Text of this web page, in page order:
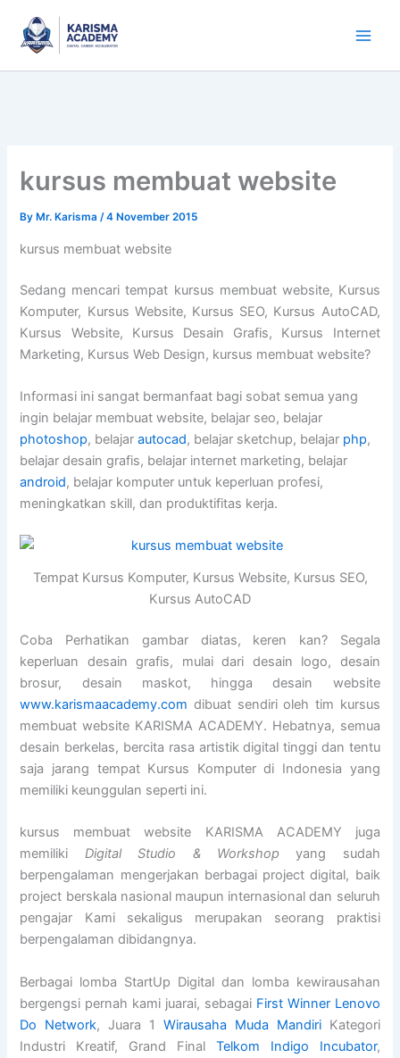
content
kursus membuat website
By Mr. Karisma/4 November 2015
kursus membuat website
Sedang mencari tempat kursus membuat website, Kursus
Komputer, Kursus Website, Kursus SEO, Kursus AutoCAD,
Kursus Website, Kursus Desain Grafis, Kursus Internet
Marketing, Kursus Web Design, kursus membuat website?
Informasi ini sangat bermanfaat bagi sobat semua yang
ingin belajar membuat website, belajar seo, belajar
photoshop, belajarautocad, belajar sketchup, belajar php,
belajar desain grafis, belajar internet marketing, belajar
android, belajar komputer untuk keperluan profesi,
meningkatkan skill, dan produktifitas kerja.
Tempat Kursus Komputer, Kursus Website, Kursus SEO,
Kursus AutoCAD
Coba Perhatikan gambar diatas, keren kan? Segala
keperluan desain grafis, mulai dari desain logo, desain
brosur, desain maskot, hingga desain website
www.karismaacademy.com dibuat sendiri oleh tim kursus
membuat website KARISMA ACADEMY. Hebatnya, semua
desain berkelas, bercita rasa artistik digital tinggi dan tentu
saja jarang tempat Kursus Komputer di Indonesia yang
memiliki keunggulan seperti ini.
kursus membuat website KARISMA ACADEMY juga
memiliki Digital Studio & Workshop yang sudah
berpengalaman mengerjakan berbagai project digital, baik
project berskala nasional maupun internasional dan seluruh
pengajar Kami sekaligus merupakan seorang praktisi
berpengalaman dibidangnya.
Berbagai lomba StartUp Digital dan lomba kewirausahan
bergengsi pernah kami juarai, sebagai First Winner Lenovo
Do Network, Juara 1 Wirausaha Muda MandiriKategori
Industri Kreatif, Grand Final Telkom Indigo Incubator,